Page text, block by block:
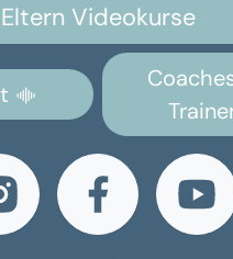
Eltern Videokurse